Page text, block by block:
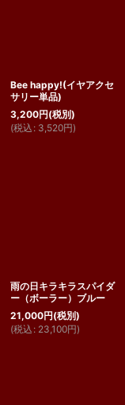
Bee happy!(イヤアクセ
サリー単品)
3,200円(税別)
(税込 : 3,520円)
雨の日キラキラスパイダ
ー（ボーラー）ブルー
21,000円(税別)
(税込 : 23,100円)